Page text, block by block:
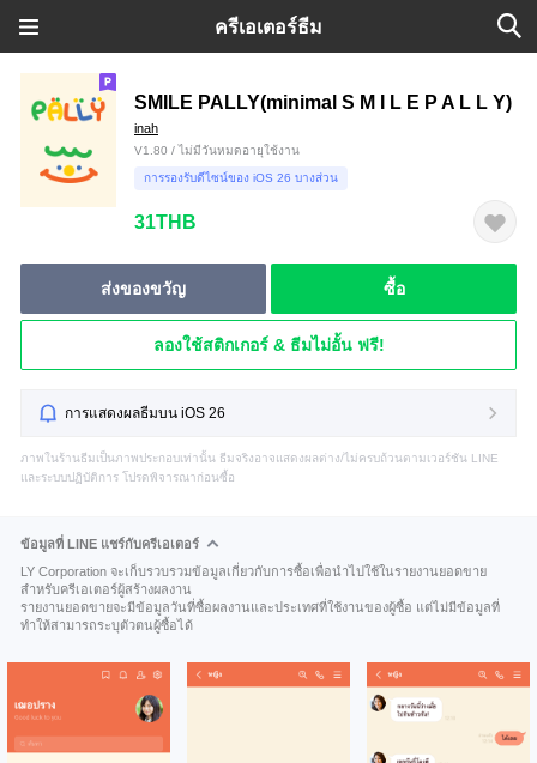
ครีเอเตอร์ธีม
SMILE PALLY(minimal S M I L E P A L L Y)
inah
V1.80 / ไม่มีวันหมดอายุใช้งาน
การรองรับดีไซน์ของ iOS 26 บางส่วน
31THB
ส่งของขวัญ ซื้อ
ลองใช้สติกเกอร์ & ธีมไม่อั้น ฟรี!
การแสดงผลธีมบน iOS 26
ภาพในร้านธีมเป็นภาพประกอบเท่านั้น ธีมจริงอาจแสดงผลต่าง/ไม่ครบถ้วนตามเวอร์ชัน LINE
และระบบปฏิบัติการ โปรดพิจารณาก่อนซื้อ
ข้อมูลที่ LINE แชร์กับครีเอเตอร์
LY Corporation จะเก็บรวบรวมข้อมูลเกี่ยวกับการซื้อเพื่อนำไปใช้ในรายงานยอดขาย
สำหรับครีเอเตอร์ผู้สร้างผลงาน
รายงานยอดขายจะมีข้อมูลวันที่ซื้อผลงานและประเทศที่ใช้งานของผู้ซื้อ แต่ไม่มีข้อมูลที่
ทำให้สามารถระบุตัวตนผู้ซื้อได้